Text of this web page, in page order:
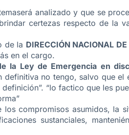
analizado y que se
certezas respecto de la
de la DIRECCIÓN NACIONAL
en el cargo.
la Ley de Emergencia en
definitiva no tengo, salvo que el
“lo factico que les
compromisos asumidos, la
sustanciales,